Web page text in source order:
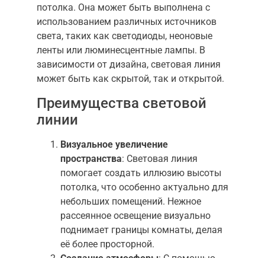
потолка. Она может быть выполнена с
использованием различных источников
света, таких как светодиоды, неоновые
ленты или люминесцентные лампы. В
зависимости от дизайна, световая линия
может быть как скрытой, так и открытой.
Преимущества световой
линии
Визуальное увеличение
пространства: Световая линия
помогает создать иллюзию высоты
потолка, что особенно актуально для
небольших помещений. Нежное
рассеянное освещение визуально
поднимает границы комнаты, делая
её более просторной.